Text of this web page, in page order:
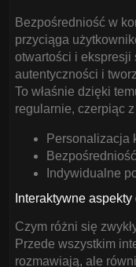
Bezpośredniość w
przyciąga
otwartości i ekspresji
autentyczności i
To właśnie dzięki
regularnie, czerpiąc
Personalizacja
Indywidualne
Interaktywne aspekty
Czym różni się
Przede wszystkim
rozmawiają, ale